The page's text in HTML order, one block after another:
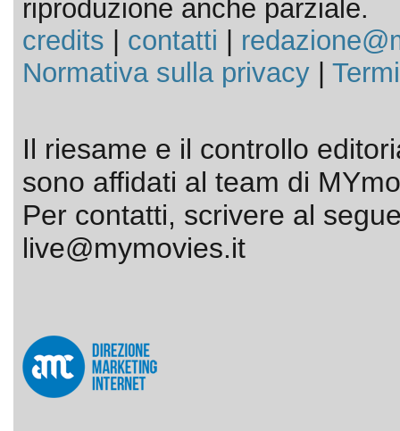
riproduzione anche parziale.
credits
contatti
Normativa sulla privacy|
Il riesame e il controllo
sono affidati al team di
Per contatti, scrivere al
live@mymovies.it